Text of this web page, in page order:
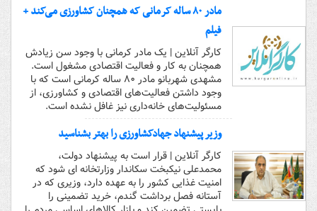
مادر ۸۰ ساله کرمانی که همچنان کشاورزی می‌کند +
فیلم
کارگر آنلاین | یک مادر کرمانی با وجود سن زیادش
همچنان به کار و فعالیت اقتصادی مشغول است.
مشهدی شهربانو مادر ۸۰ ساله کرمانی است که با
وجود داشتن فعالیت‌های اقتصادی و کشاورزی، از
مسئولیت‌های خانه‌داری نیز غافل نشده است.
وزیر پیشنهاد جهادکشاورزی را بهتر بشناسید
کارگر آنلاین | قرار است به پیشنهاد دولت،
محمدعلی نیکبخت سکاندار وزارتخانه ای شود که
امنیت غذایی کشور را به عهده دارد، وزیری که در
آستانه فصل برداشت گندم، خرید تضمینی را